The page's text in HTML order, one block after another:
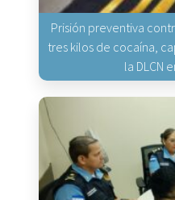
Prisión preventiva
tres kilos de cocaína,
la DLCN